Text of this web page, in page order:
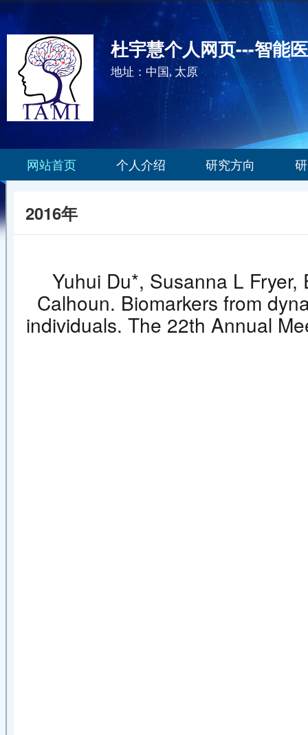
杜宇慧个人网页---智能
地址：中国, 太原
网站首页 个人介绍 研究方向
2016年
Yuhui Du*, Susanna L
Calhoun. Biomarkers from
individuals. The 22th Annual